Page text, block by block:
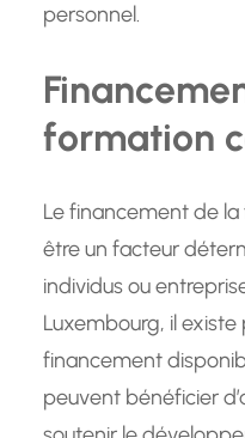
personnel.
formation
Le financement de
être un facteur
individus ou
Luxembourg, il
financement
peuvent bénéficier